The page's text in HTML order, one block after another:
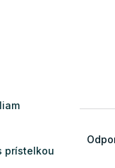
prístelkou